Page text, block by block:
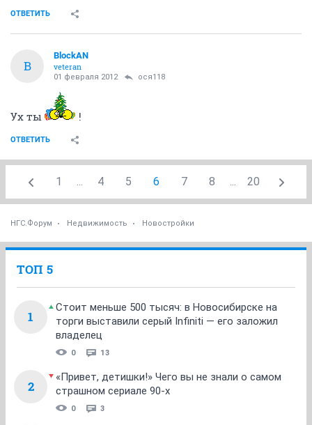
ОТВЕТИТЬ
B
BlockAN
veteran
01 февраля 2012 ося118
Ух ты !
ОТВЕТИТЬ
1 ... 4 5 6 7 8 ... 20
НГС.Форум Недвижимость Новостройки
ТОП 5
1
Стоит меньше 500 тысяч: в Новосибирске на
торги выставили серый Infiniti — его заложил
владелец
0 13
2
«Привет, детишки!» Чего вы не знали о самом
страшном сериале 90-х
0 3